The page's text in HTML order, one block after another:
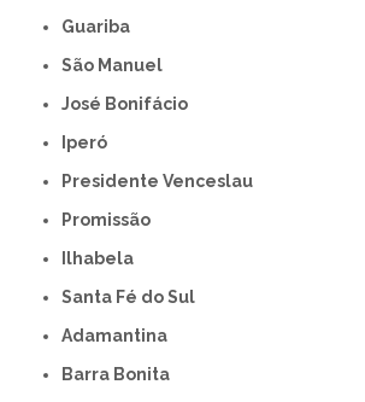
Guariba
São Manuel
José Bonifácio
Iperó
Presidente Venceslau
Promissão
Ilhabela
Santa Fé do Sul
Adamantina
Barra Bonita